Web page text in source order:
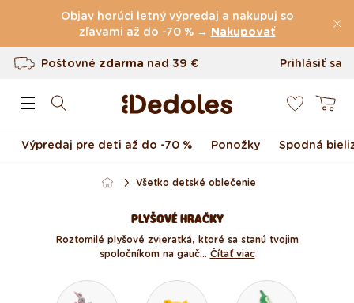
Preskočiť na obsah
Objav horúci letný výpredaj a nakupuj so
zľavami až do -70 % → Nakupovať
Poštovnézdarma nad39 €
Vrátenie tovaru až do 100 dní
Originálny dizajn navrhnutý u nás
Prihlásiť sa
Košík
Výpredaj pre deti až do -70 % Ponožky Spodná
Všetko detské oblečenie
PLYŠOVÉ HRAČKY
Roztomilé plyšové zvieratká, ktoré sa stanú tvojim
spoločníkom na gauč... Čítať viac